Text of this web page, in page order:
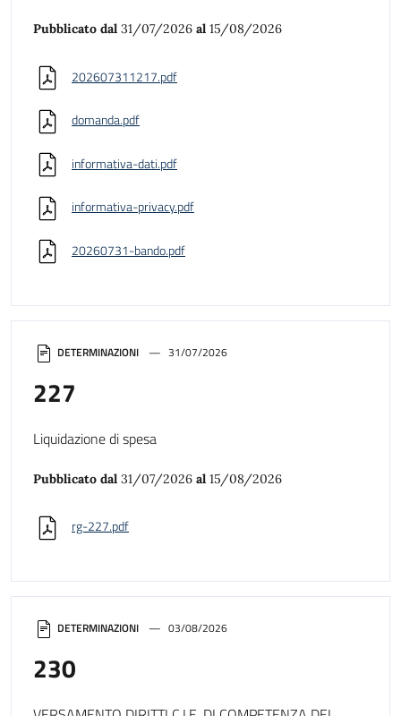
DETERMINAZIONI 03/08/2026
230
DETERMINAZIONI 31/07/2026
227
Liquidazione di spesa
Pubblicato dal 31/07/2026 al 15/08/2026
rg-227.pdf
Pubblicato dal 31/07/2026 al 15/08/2026
202607311217.pdf
domanda.pdf
informativa-dati.pdf
informativa-privacy.pdf
20260731-bando.pdf